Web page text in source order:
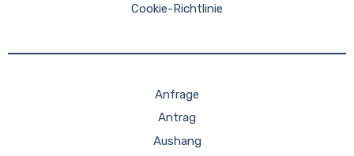
Cookie-Richtlinie
Anfrage
Antrag
Aushang